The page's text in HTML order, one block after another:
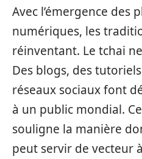
Avec l’émergence des
numériques, les
réinventant. Le tchai
Des blogs, des
réseaux sociaux font
à un public mondial.
souligne la manière
peut servir de vecteur